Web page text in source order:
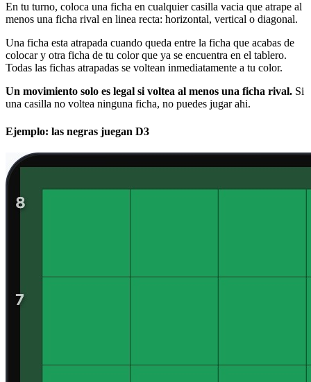
En tu turno, coloca una ficha en cualquier casilla vacia que atrape al
menos una ficha rival en linea recta: horizontal, vertical o diagonal.
Una ficha esta atrapada cuando queda entre la ficha que acabas de
colocar y otra ficha de tu color que ya se encuentra en el tablero.
Todas las fichas atrapadas se voltean inmediatamente a tu color.
Un movimiento solo es legal si voltea al menos una ficha rival. Si
una casilla no voltea ninguna ficha, no puedes jugar ahi.
Ejemplo: las negras juegan D3